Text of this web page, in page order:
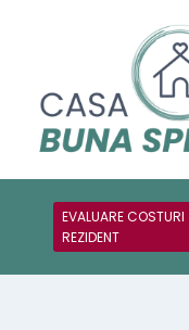
EVALUARE COSTURI
REZIDENT